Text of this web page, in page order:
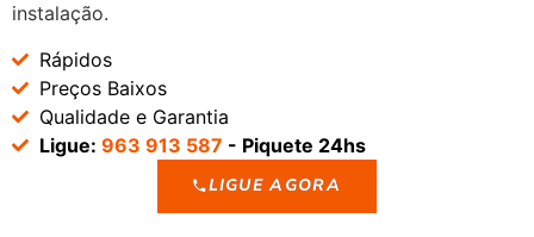
instalação.
Rápidos
Preços Baixos
Qualidade e Garantia
Ligue: 963 913 587 - Piquete 24hs
LIGUE AGORA